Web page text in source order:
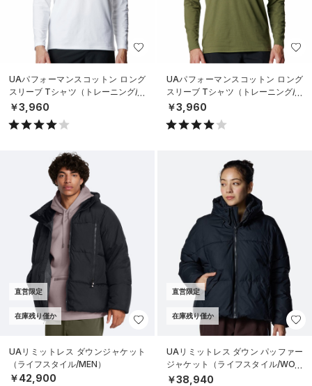
UAパフォーマンスコットン ロング
スリーブ Tシャツ（トレーニング/M
EN）
￥3,960
UAパフォーマンスコットン ロング
スリーブ Tシャツ（トレーニング/M
EN）
￥3,960
直営限定
在庫残り僅か
UAリミットレス ダウンジャケット
（ライフスタイル/MEN）
￥42,900
直営限定
在庫残り僅か
UAリミットレス ダウン パッファー
ジャケット（ライフスタイル/WOM
EN）
￥38,940